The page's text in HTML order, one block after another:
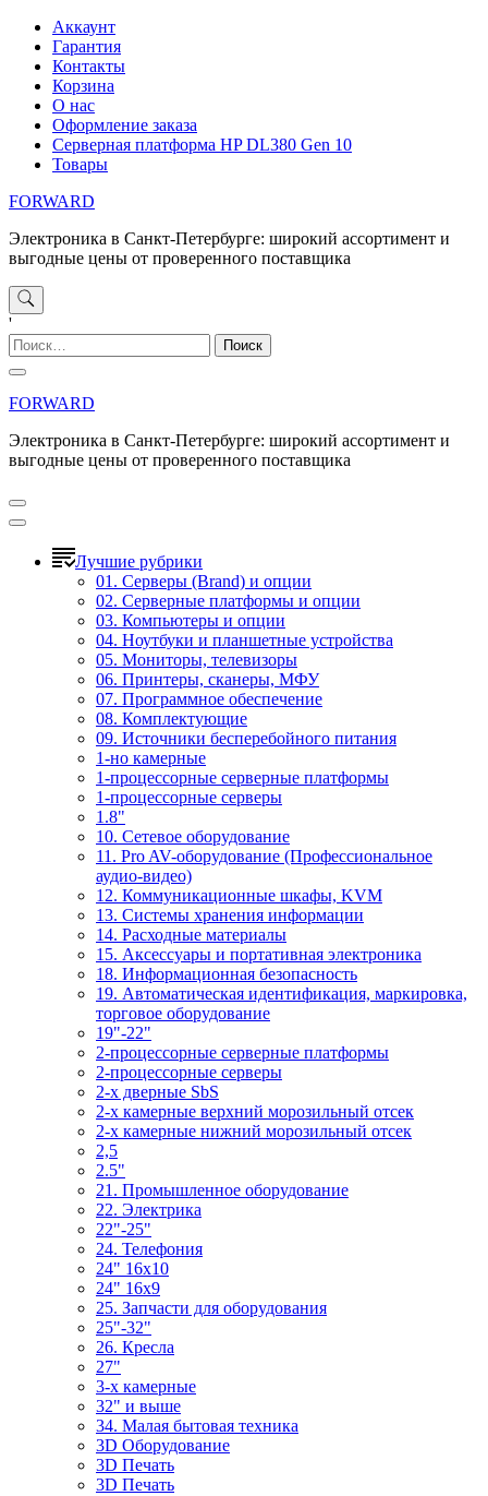
Перейти
содержимому
Аккаунт
Гарантия
Контакты
Корзина
О нас
Оформление заказа
Серверная платформа HP DL380 Gen 10
Товары
FORWARD
Электроника в Санкт-Петербурге: широкий ассортимент и
выгодные цены от проверенного поставщика
'
Найти:
FORWARD
Электроника в Санкт-Петербурге: широкий ассортимент и
выгодные цены от проверенного поставщика
Лучшие рубрики
01. Серверы (Brand) и опции
02. Серверные платформы и опции
03. Компьютеры и опции
04. Ноутбуки и планшетные устройства
05. Мониторы, телевизоры
06. Принтеры, сканеры, МФУ
07. Программное обеспечение
08. Комплектующие
09. Источники бесперебойного питания
1-но камерные
1-процессорные серверные платформы
1-процессорные серверы
1.8"
10. Сетевое оборудование
11. Pro AV-оборудование (Профессиональное
аудио-видео)
12. Коммуникационные шкафы, KVM
13. Системы хранения информации
14. Расходные материалы
15. Аксессуары и портативная электроника
18. Информационная безопасность
19. Автоматическая идентификация, маркировка,
торговое оборудование
19"-22"
2-процессорные серверные платформы
2-процессорные серверы
2-х дверные SbS
2-х камерные верхний морозильный отсек
2-х камерные нижний морозильный отсек
2,5
2.5"
21. Промышленное оборудование
22. Электрика
22"-25"
24. Телефония
24" 16x10
24" 16x9
25. Запчасти для оборудования
25"-32"
26. Кресла
27"
3-x камерные
32" и выше
34. Малая бытовая техника
3D Оборудование
3D Печать
3D Печать